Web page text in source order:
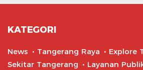
KATEGORI
News Tangerang Raya
Explore
Sekitar Tangerang
Layanan